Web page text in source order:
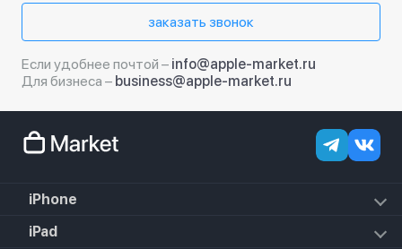
заказать звонок
Если удобнее почтой – info@apple-market.ru
Для бизнеса – business@apple-market.ru
iPhone
iPhone 17e
iPad